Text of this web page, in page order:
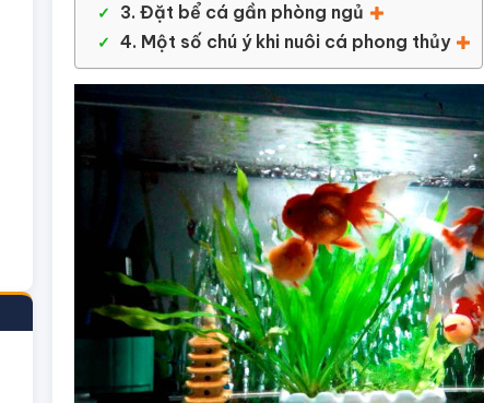
3. Đặt bể cá gần phòng ngủ
4. Một số chú ý khi nuôi cá phong thủy